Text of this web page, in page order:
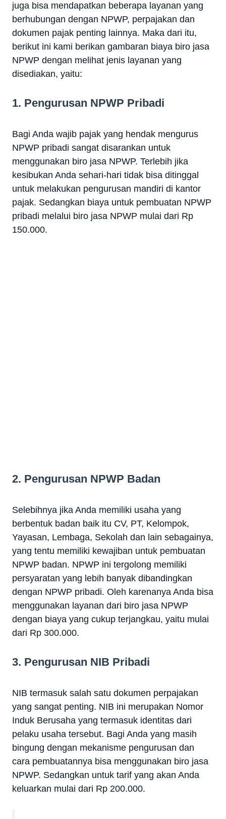
juga bisa mendapatkan beberapa layanan yang
berhubungan dengan NPWP, perpajakan dan
dokumen pajak penting lainnya. Maka dari itu,
berikut ini kami berikan gambaran biaya biro jasa
NPWP dengan melihat jenis layanan yang
disediakan, yaitu:
1. Pengurusan NPWP Pribadi
Bagi Anda wajib pajak yang hendak mengurus
NPWP pribadi sangat disarankan untuk
menggunakan biro jasa NPWP. Terlebih jika
kesibukan Anda sehari-hari tidak bisa ditinggal
untuk melakukan pengurusan mandiri di kantor
pajak. Sedangkan biaya untuk pembuatan NPWP
pribadi melalui biro jasa NPWP mulai dari Rp
150.000.
2. Pengurusan NPWP Badan
Selebihnya jika Anda memiliki usaha yang
berbentuk badan baik itu CV, PT, Kelompok,
Yayasan, Lembaga, Sekolah dan lain sebagainya,
yang tentu memiliki kewajiban untuk pembuatan
NPWP badan. NPWP ini tergolong memiliki
persyaratan yang lebih banyak dibandingkan
dengan NPWP pribadi. Oleh karenanya Anda bisa
menggunakan layanan dari biro jasa NPWP
dengan biaya yang cukup terjangkau, yaitu mulai
dari Rp 300.000.
3. Pengurusan NIB Pribadi
NIB termasuk salah satu dokumen perpajakan
yang sangat penting. NIB ini merupakan Nomor
Induk Berusaha yang termasuk identitas dari
pelaku usaha tersebut. Bagi Anda yang masih
bingung dengan mekanisme pengurusan dan
cara pembuatannya bisa menggunakan biro jasa
NPWP. Sedangkan untuk tarif yang akan Anda
keluarkan mulai dari Rp 200.000.